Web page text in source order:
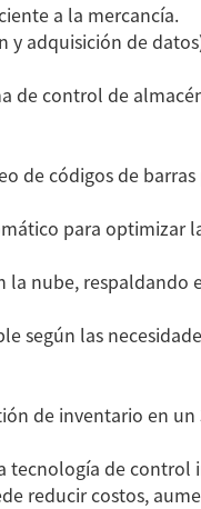
empacadora de
a la mercancía.
y adquisición de
de control de
de códigos de
para optimizar
nube, respaldando
según las
de inventario en
tecnología de control
reducir costos,